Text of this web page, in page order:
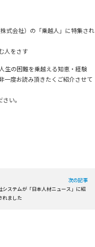
式会社）の「乗越人」に特集され
人をさす
生の困難を乗越える知恵・経験
一度お読み頂きたくご紹介させて
い。
次の記事
システムが「日本人材ニュース」に紹
れました